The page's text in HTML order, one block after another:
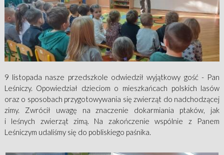
9 listopada nasze przedszkole odwiedził wyjątkowy gość - Pan
Leśniczy. Opowiedział dzieciom o mieszkańcach polskich lasów
oraz o sposobach przygotowywania się zwierząt do nadchodzącej
zimy. Zwrócił uwagę na znaczenie dokarmiania ptaków, jak
i leśnych zwierząt zimą. Na zakończenie wspólnie z Panem
Leśniczym udaliśmy się do pobliskiego paśnika.